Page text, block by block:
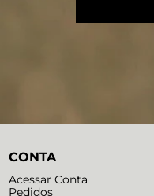
CONTA
Acessar Conta
Pedidos